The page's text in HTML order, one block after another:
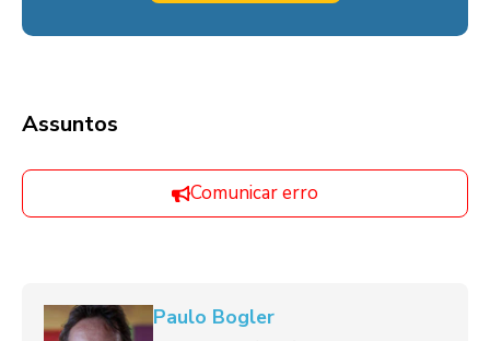
Assuntos
Comunicar erro
Paulo Bogler